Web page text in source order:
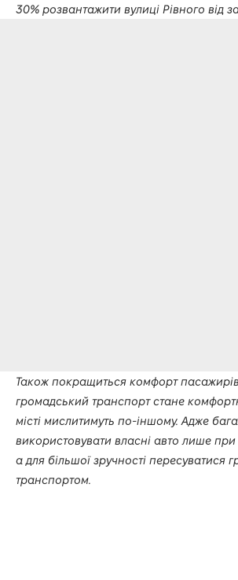
30% розвантажити вулиці Рівного від
Також покращиться комфорт
громадський транспорт стане
місті мислитимуть по-іншому. Адже
використовувати власні авто лише при
а для більшої зручності пересуватися
транспортом.